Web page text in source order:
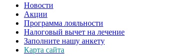
Новости
Акции
Программа лояльности
Налоговый вычет на лечение
Заполните нашу анкету
Карта сайта